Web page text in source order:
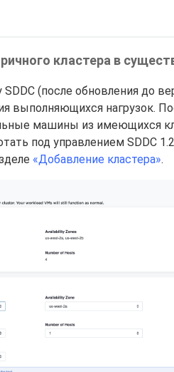
кластера в
(после обновления до
выполняющихся нагрузок.
машины из имеющихся
под управлением SDDC
«Добавление кластера».